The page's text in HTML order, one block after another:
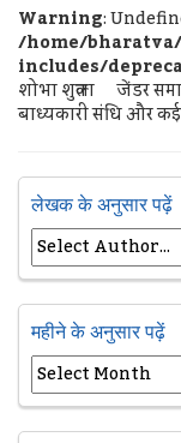
Warning:
/home/
includes/
शोभा शुक्ला जेंडर
बाध्यकारी संधि और
लेखक के अनुसार पढ़ें
महीने के अनुसार पढ़ें